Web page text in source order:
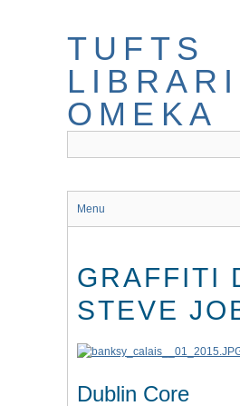
TUFTS
OMEKA
Menu
GRAFFITI
STEVE
Dublin Core